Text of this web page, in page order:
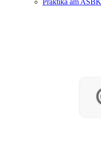
Praktika am ASBK